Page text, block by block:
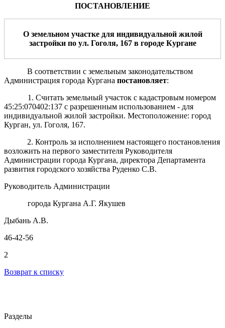
ПОСТАНОВЛЕНИЕ
О земельном участке для индивидуальной жилой
застройкипо ул. Гоголя, 167в городеКургане
В соответствии с земельным законодательством
Администрация города Кургана постановляет:
1. Считать земельный участок с кадастровым номером
45:25:070402:137 с разрешенным использованием - для
индивидуальной жилой застройки. Местоположение: город
Курган, ул. Гоголя, 167.
2. Контроль за исполнением настоящего постановления
возложить на первого заместителя Руководителя
Администрации города Кургана, директора Департамента
развития городского хозяйства Руденко С.В.
Руководитель Администрации
города Кургана А.Г. Якушев
Дыбань А.В.
46-42-56
2
Возврат к списку
Разделы